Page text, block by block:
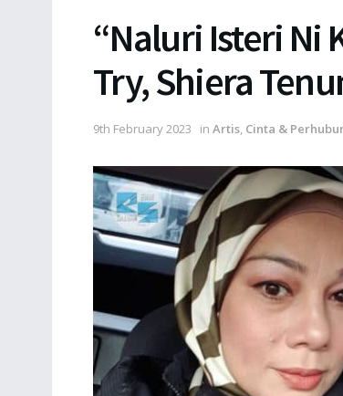
“Naluri Isteri Ni
Try, Shiera
9th February 2023 in Artis, Cinta &